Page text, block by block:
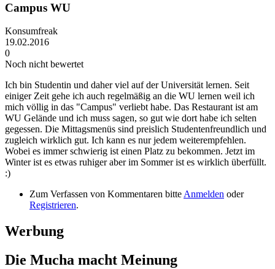
Campus WU
Konsumfreak
19.02.2016
0
Noch nicht bewertet
Ich bin Studentin und daher viel auf der Universität lernen. Seit
einiger Zeit gehe ich auch regelmäßig an die WU lernen weil ich
mich völlig in das "Campus" verliebt habe. Das Restaurant ist am
WU Gelände und ich muss sagen, so gut wie dort habe ich selten
gegessen. Die Mittagsmenüs sind preislich Studentenfreundlich und
zugleich wirklich gut. Ich kann es nur jedem weiterempfehlen.
Wobei es immer schwierig ist einen Platz zu bekommen. Jetzt im
Winter ist es etwas ruhiger aber im Sommer ist es wirklich überfüllt.
:)
Zum Verfassen von Kommentaren bitte Anmelden oder
Registrieren.
Werbung
Die Mucha macht Meinung